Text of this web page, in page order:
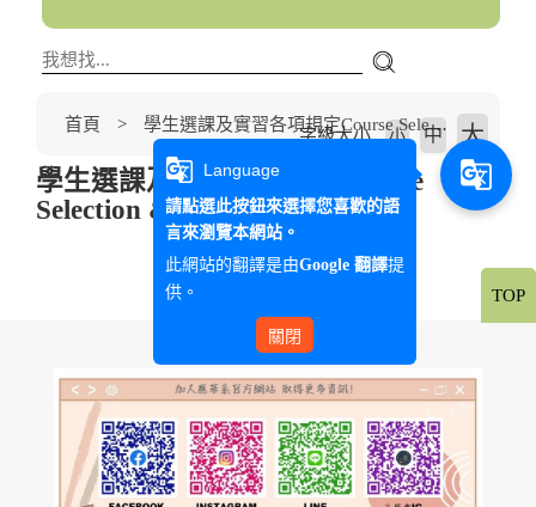
首頁 學生選課及實習各項規定Course Selection & Internships
字級大小 小 中 大
學生選課及實習各項規定Course
Selection & Internships
TOP
g_translate Language
請點選此按鈕來選擇您喜歡的語
言來瀏覽本網站。
此網站的翻譯是由Google 翻譯提
供。
關閉
g_translate